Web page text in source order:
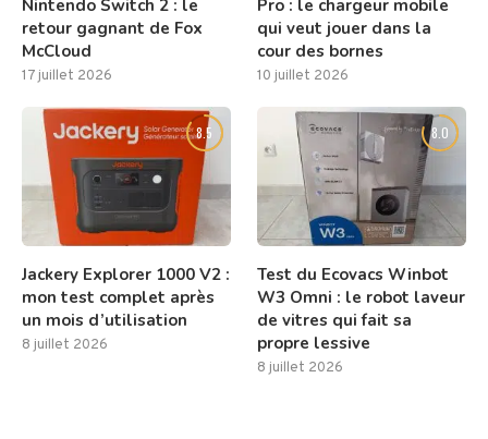
Nintendo Switch 2 : le
retour gagnant de Fox
McCloud
17 juillet 2026
Pro : le chargeur mobile
qui veut jouer dans la
cour des bornes
10 juillet 2026
8.5
Jackery Explorer 1000 V2 :
mon test complet après
un mois d’utilisation
8 juillet 2026
8.0
Test du Ecovacs Winbot
W3 Omni : le robot laveur
de vitres qui fait sa
propre lessive
8 juillet 2026